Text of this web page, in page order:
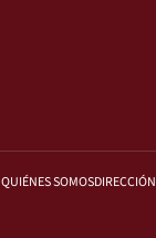
QUIÉNES SOMOSDIRECCIÓN